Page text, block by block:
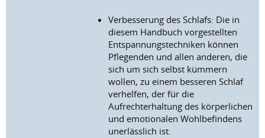
Verbesserung des Schlafs: Die in
diesem Handbuch vorgestellten
Entspannungstechniken können
Pflegenden und allen anderen, die
sich um sich selbst kümmern
wollen, zu einem besseren Schlaf
verhelfen, der für die
Aufrechterhaltung des körperlichen
und emotionalen Wohlbefindens
unerlässlich ist.